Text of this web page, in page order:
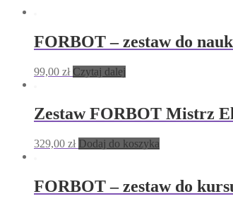
FORBOT – zestaw do
99,00 zł Czytaj dalej
Zestaw FORBOT Mistrz
329,00 zł Dodaj do koszyka
FORBOT – zestaw do